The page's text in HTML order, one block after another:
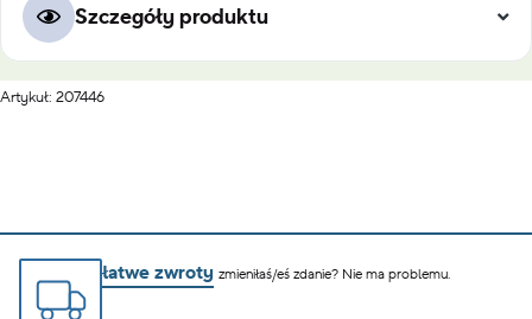
Szczegóły produktu
Artykuł: 207446
łatwe zwroty zmieniłaś/eś zdanie? Nie ma problemu.